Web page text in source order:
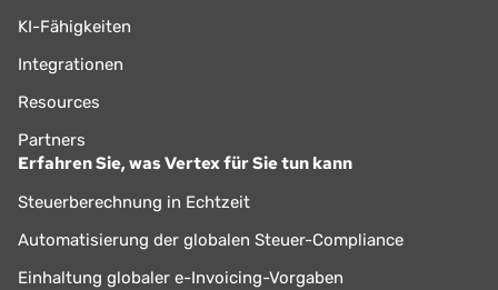
KI-Fähigkeiten
Integrationen
Resources
Partners
Erfahren Sie, was Vertex für Sie tun kann
Steuerberechnung in Echtzeit
Automatisierung der globalen Steuer-Compliance
Einhaltung globaler e-Invoicing-Vorgaben